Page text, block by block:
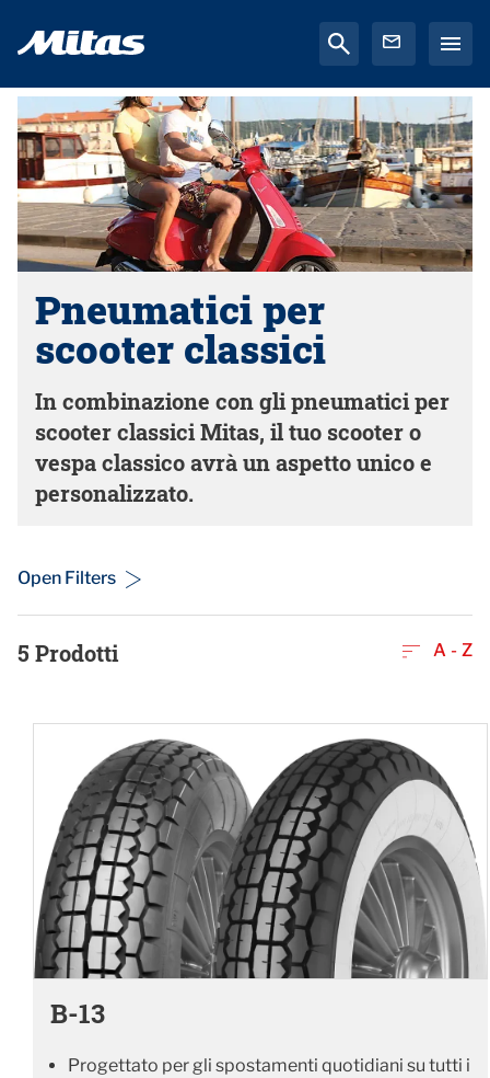
Pneumatici per
scooter classici
In combinazione con gli pneumatici per
scooter classici Mitas, il tuo scooter o
vespa classico avrà un aspetto unico e
personalizzato.
Open Filters
5 Prodotti A - Z
B-13
Progettato per gli spostamenti quotidiani su tutti i